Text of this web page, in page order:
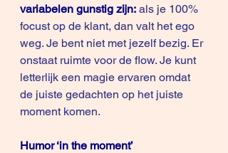
variabelen gunstig zijn: als je 100%
focust op de klant, dan valt het ego
weg. Je bent niet met jezelf bezig. Er
onstaat ruimte voor de flow. Je kunt
letterlijk een magie ervaren omdat
de juiste gedachten op het juiste
moment komen.
Humor ‘in the moment’